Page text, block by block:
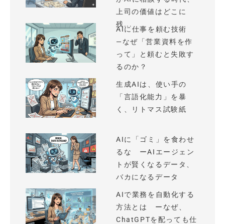
上司の価値はどこに
残...
AIに仕事を頼む技術
—なぜ「営業資料を作
って」と頼むと失敗す
るのか？
生成AIは、使い手の
「言語化能力」を暴
く、リトマス試験紙
AIに「ゴミ」を食わせ
るな ーAIエージェン
トが賢くなるデータ、
バカになるデータ
AIで業務を自動化する
方法とは ーなぜ、
ChatGPTを配っても仕